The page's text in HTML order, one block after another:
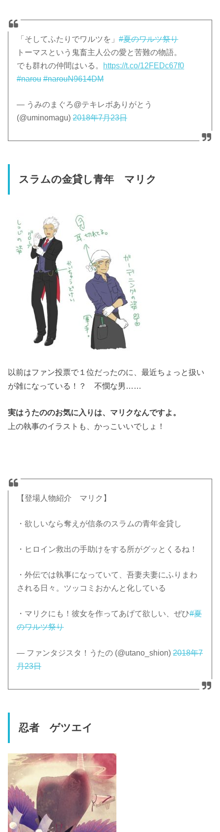
「そしてふたりでワルツを」#夏のワルツ祭り
トーマスという鬼畜主人公の愛と苦難の物語。
でも群れの仲間はいる。
https://t.co/12FEDc67f0
#narou #narouN9614DM
— うみのまぐろ@テキレボありがとう
(@uminomagu)2018年7月23日
スラムの金貸し青年 マリク
以前はファン投票で１位だったのに、最近ちょっと扱い
が雑になっている！？ 不憫な男……
実はうたののお気に入りは、マリクなんですよ。
上の執事のイラストも、かっこいいでしょ！
【登場人物紹介 マリク】
・欲しいなら奪えが信条のスラムの青年金貸し
・ヒロイン救出の手助けをする所がグッとくるね！
・外伝では執事になっていて、吾妻夫妻にふりまわ
される日々。ツッコミおかんと化している
・マリクにも！彼女を作ってあげて欲しい、ぜひ#夏
のワルツ祭り
— ファンタジスタ！うたの (@utano_shion)2018年7
月23日
忍者 ゲツエイ